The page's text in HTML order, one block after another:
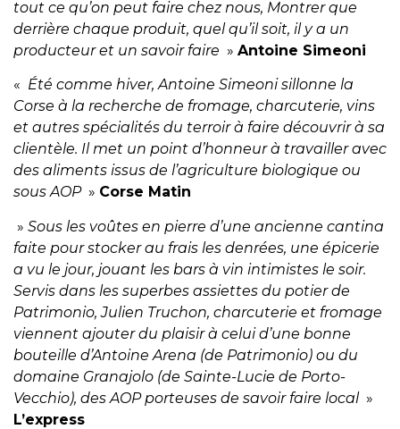
tout ce qu’on peut faire chez nous, Montrer que
derrière chaque produit, quel qu’il soit, il y a un
producteur et un savoir faire » Antoine Simeoni
« Été comme hiver, Antoine Simeoni sillonne la
Corse à la recherche de fromage, charcuterie, vins
et autres spécialités du terroir à faire découvrir à sa
clientèle. Il met un point d’honneur à travailler avec
des aliments issus de l’agriculture biologique ou
sous AOP» Corse Matin
» Sous les voûtes en pierre d’une ancienne cantina
faite pour stocker au frais les denrées, une épicerie
a vu le jour, jouant les bars à vin intimistes le soir.
Servis dans les superbes assiettes du potier de
Patrimonio, Julien Truchon, charcuterie et fromage
viennent ajouter du plaisir à celui d’une bonne
bouteille d’Antoine Arena (de Patrimonio) ou du
domaine Granajolo (de Sainte-Lucie de Porto-
Vecchio), des AOP porteuses de savoir faire local »
L’express